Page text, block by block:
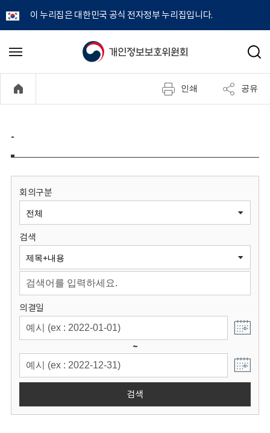
이 누리집은 대한민국 공식 전자정부 누리집입니다.
개
정
보
원
회
메
기
검
인쇄 공유
-
회의구분
검색
의결일
~
검색